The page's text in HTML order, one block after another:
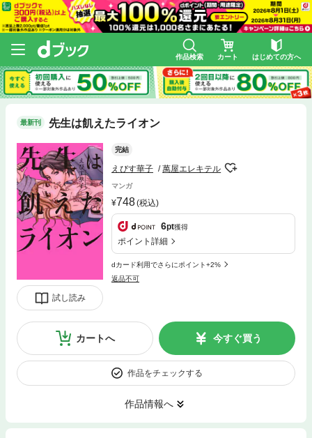
作品検索 カート はじめての方へ
最新刊 先生は飢えたライオン
試し読み
完結
えびす華子 萬屋エレキテル
マンガ
748(税込)
6pt獲得
ポイント詳細
dカード利用でさらにポイント+2%
返品不可
カートへ 今すぐ買う
作品をチェックする
作品情報へ